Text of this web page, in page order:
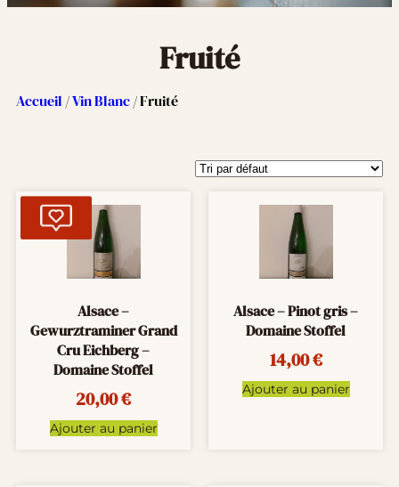
Fruité
Accueil /Vin Blanc/ Fruité
Alsace –
Gewurztraminer Grand
Cru Eichberg –
Domaine Stoffel
20,00€
Ajouter au panier
Alsace – Pinot gris –
Domaine Stoffel
14,00€
Ajouter au panier